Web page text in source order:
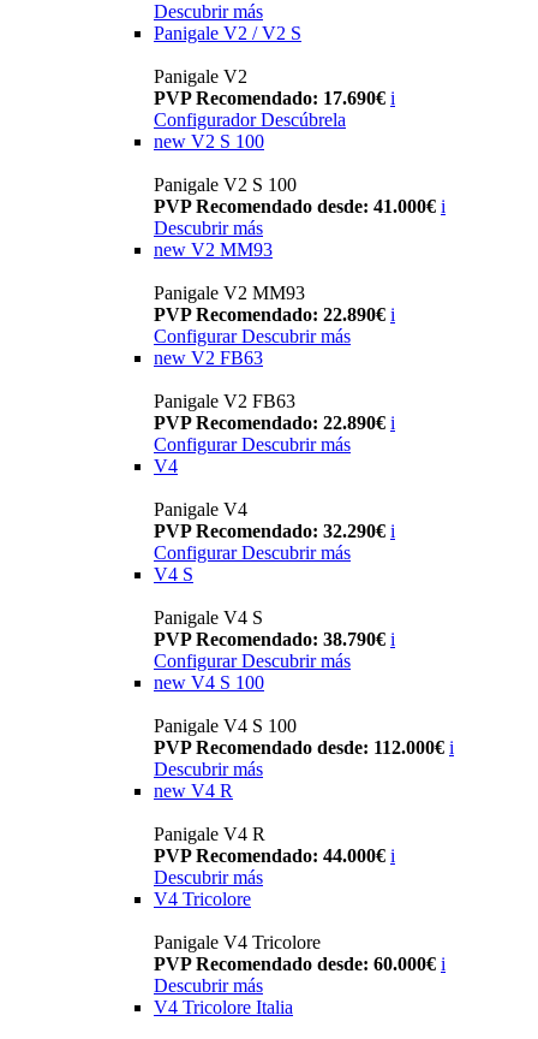
Descubrir más
Panigale V2 / V2 S
Panigale V2
PVP Recomendado: 17.690€ i
Configurador Descúbrela
new V2 S 100
Panigale V2 S 100
PVP Recomendado desde: 41.000€ i
Descubrir más
new V2 MM93
Panigale V2 MM93
PVP Recomendado: 22.890€ i
Configurar Descubrir más
new V2 FB63
Panigale V2 FB63
PVP Recomendado: 22.890€ i
Configurar Descubrir más
V4
Panigale V4
PVP Recomendado: 32.290€ i
Configurar Descubrir más
V4 S
Panigale V4 S
PVP Recomendado: 38.790€ i
Configurar Descubrir más
new V4 S 100
Panigale V4 S 100
PVP Recomendado desde: 112.000€ i
Descubrir más
new V4 R
Panigale V4 R
PVP Recomendado: 44.000€ i
Descubrir más
V4 Tricolore
Panigale V4 Tricolore
PVP Recomendado desde: 60.000€ i
Descubrir más
V4 Tricolore Italia